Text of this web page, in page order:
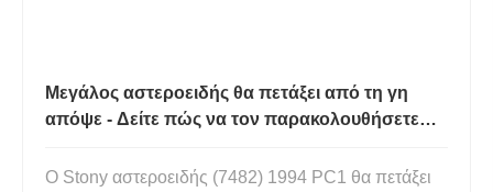
Μεγάλος αστεροειδής θα πετάξει από τη γη
απόψε - Δείτε πώς να τον παρακολουθήσετε
Ο Stony αστεροειδής (7482) 1994 PC1 θα πετάξει